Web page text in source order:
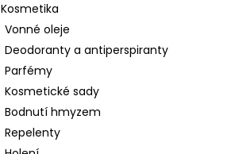
Kosmetika
Vonné oleje
Deodoranty a antiperspiranty
Parfémy
Kosmetické sady
Bodnutí hmyzem
Repelenty